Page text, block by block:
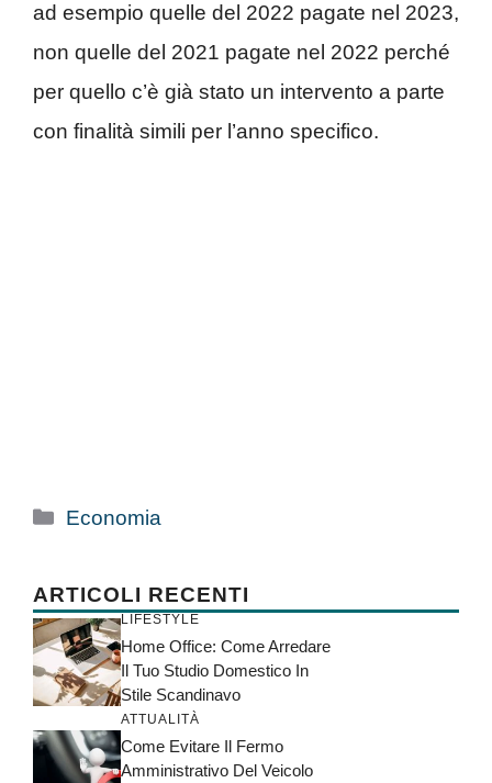
ad esempio quelle del 2022 pagate nel 2023,
non quelle del 2021 pagate nel 2022 perché
per quello c’è già stato un intervento a parte
con finalità simili per l’anno specifico.
Categorie
Economia
ARTICOLI RECENTI
LIFESTYLE
Home Office: Come Arredare
Il Tuo Studio Domestico In
Stile Scandinavo
ATTUALITÀ
Come Evitare Il Fermo
Amministrativo Del Veicolo